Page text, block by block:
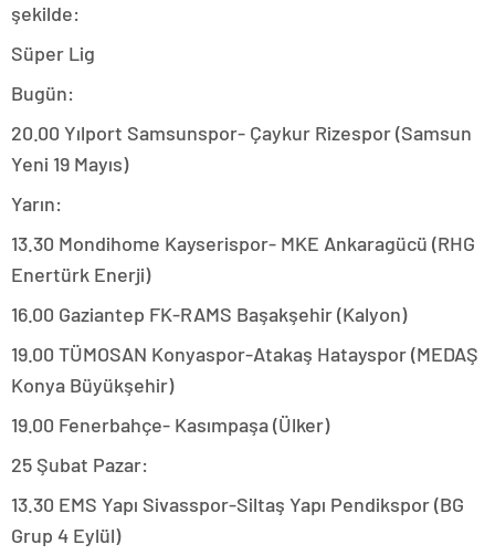
şekilde:
Süper Lig
Bugün:
20.00 Yılport Samsunspor- Çaykur Rizespor (Samsun
Yeni 19 Mayıs)
Yarın:
13.30 Mondihome Kayserispor- MKE Ankaragücü (RHG
Enertürk Enerji)
16.00 Gaziantep FK-RAMS Başakşehir (Kalyon)
19.00 TÜMOSAN Konyaspor-Atakaş Hatayspor (MEDAŞ
Konya Büyükşehir)
19.00 Fenerbahçe- Kasımpaşa (Ülker)
25 Şubat Pazar:
13.30 EMS Yapı Sivasspor-Siltaş Yapı Pendikspor (BG
Grup 4 Eylül)